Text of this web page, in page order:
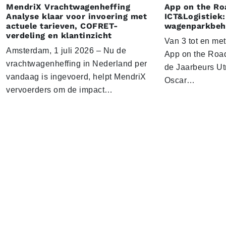
MendriX Vrachtwagenheffing
Analyse klaar voor invoering met
actuele tarieven, COFRET-
verdeling en klantinzicht
Amsterdam, 1 juli 2026 – Nu de
vrachtwagenheffing in Nederland per
vandaag is ingevoerd, helpt MendriX
vervoerders om de impact…
App on the
Van 3 tot en
App on the
de Jaarbeurs
Oscar…